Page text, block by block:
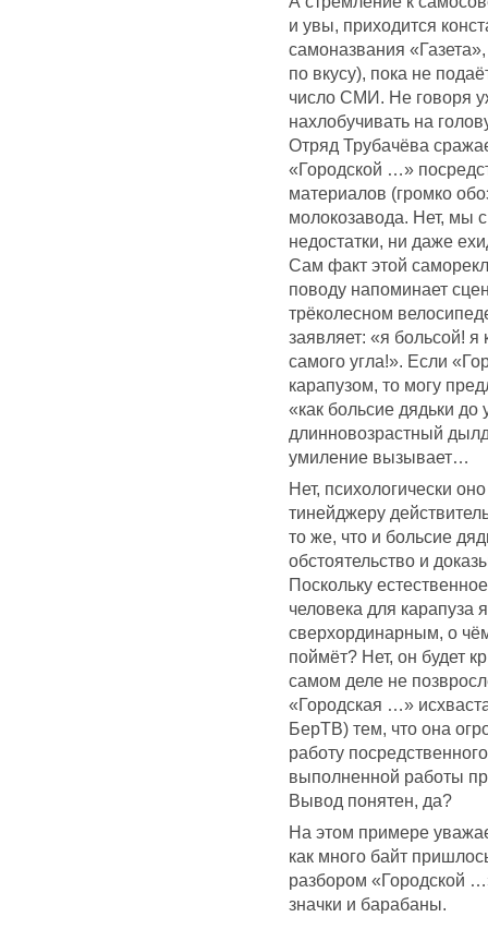
и увы, приходится
самоназвания
по вкусу), пока не
число СМИ. Не говоря
нахлобучивать на
Отряд Трубачёва
«Городской …»
материалов (громко
молокозавода. Нет, мы
недостатки, ни даже
Сам факт этой
поводу напоминает
трёколесном
заявляет: «я больсой! я
самого угла!». Если
карапузом, то могу
«как больсие дядьки до
длинновозрастный
умиление вызывает…
Нет, психологически
тинейджеру
то же, что и больсие
обстоятельство и
Поскольку
человека для карапуза
сверхординарным, о
поймёт? Нет, он будет
самом деле не
«Городская …»
БерТВ) тем, что она
работу
выполненной работы
Вывод понятен, да?
На этом примере
как много байт
разбором «Городской
значки и барабаны.